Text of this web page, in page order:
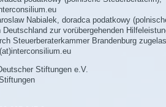
Nabialek, doradca podatkowy
Deutschland zur vorübergehenden
Steuerberaterkammer Brandenburg
Stiftungen e.V.